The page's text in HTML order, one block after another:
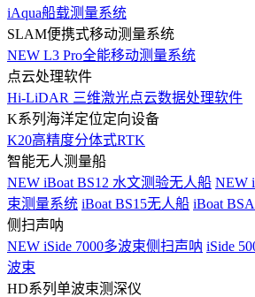
iAqua船载测量系统
SLAM便携式移动测量系统
NEW L3 Pro全能移动测量系统
点云处理软件
Hi-LiDAR 三维激光点云数据处理软件
K系列海洋定位定向设备
K20高精度分体式RTK
智能无人测量船
NEW iBoat BS12 水文测验无人船 NEW
束测量系统 iBoat BS15无人船 iBoat
侧扫声呐
NEW iSide 7000多波束侧扫声呐 iSide
波束
HD系列单波束测深仪